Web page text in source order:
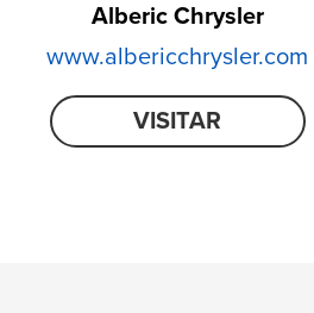
Alberic Chrysler
www.albericchrysler.com
VISITAR